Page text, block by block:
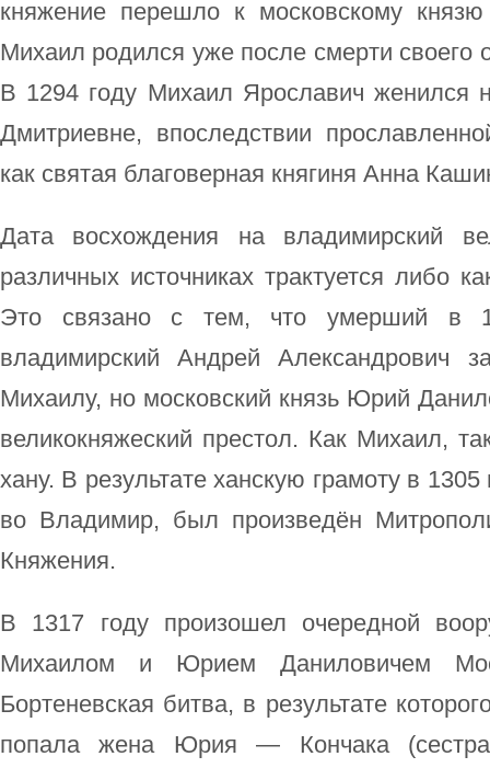
княжение перешло к московскому
Михаил родился уже после смерти своего
В 1294 году Михаил Ярославич женился
Дмитриевне, впоследствии
как святая благоверная княгиня Анна
Дата восхождения на владимирский
различных источниках трактуется либо
Это связано с тем, что умерший в
владимирский Андрей Александрович
Михаилу, но московский князь Юрий
великокняжеский престол. Как Михаил,
хану. В результате ханскую грамоту в
во Владимир, был произведён
Княжения.
В 1317 году произошел очередной
Михаилом и Юрием Даниловичем
Бортеневская битва, в результате
попала жена Юрия — Кончака (сестра